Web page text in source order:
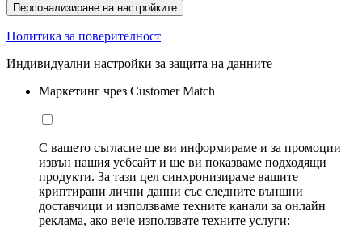
Персонализиране на настройките
Политика за поверителност
Индивидуални настройки за защита на данните
Маркетинг чрез Customer Match
С вашето съгласие ще ви информираме и за промоции
извън нашия уебсайт и ще ви показваме подходящи
продукти. За тази цел синхронизираме вашите
криптирани лични данни със следните външни
доставчици и използваме техните канали за онлайн
реклама, ако вече използвате техните услуги: